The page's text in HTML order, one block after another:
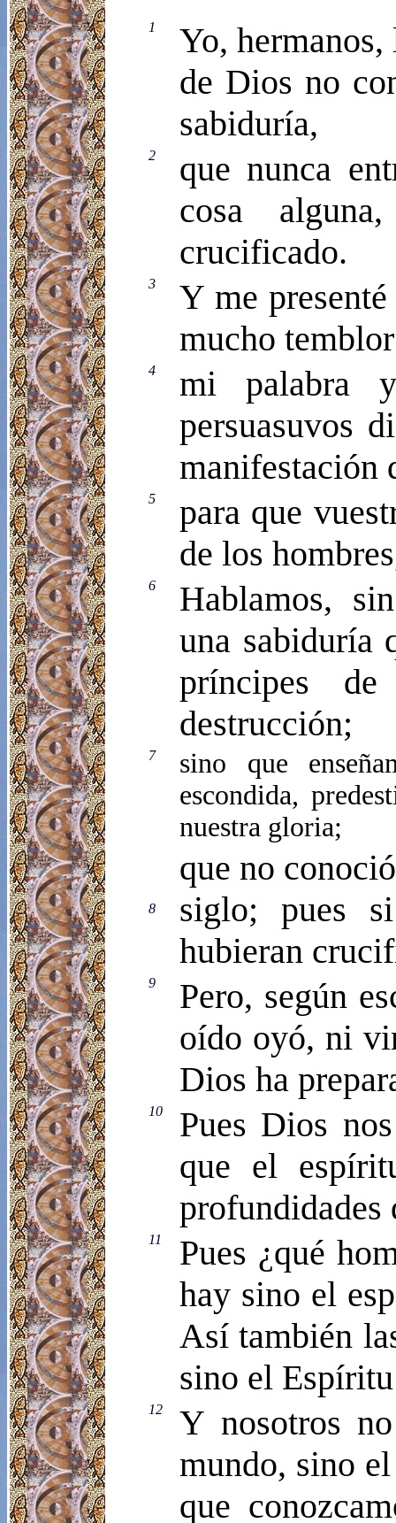
1
Yo,
de Dios no
sabiduría,
2
que nunca
cosa
crucificado.
3
Y me
mucho
4
mi palabra
persuasuvos
manifestación
5
para que
de los
6
Hablamos,
una sabiduría
príncipes
destrucción;
7
sino que
escondida,
nuestra gloria;
8
que no
siglo; pues
hubieran
9
Pero, según
oído oyó, ni
Dios ha
10
Pues Dios
que el
profundidades
11
Pues ¿qué
hay sino el
Así también
sino el
12
Y nosotros
mundo, sino
que